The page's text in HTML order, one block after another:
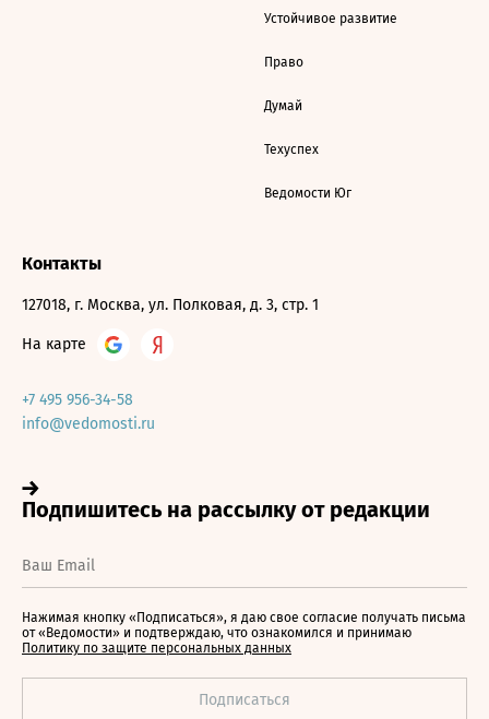
Устойчивое развитие
Право
Думай
Техуспех
Ведомости Юг
Контакты
127018, г. Москва, ул. Полковая, д. 3, стр. 1
На карте
+7 495 956-34-58
info@vedomosti.ru
Нажимая кнопку «Подписаться», я даю свое согласие получать письма
от «Ведомости» и подтверждаю, что ознакомился и принимаю
Политику по защите персональных данных